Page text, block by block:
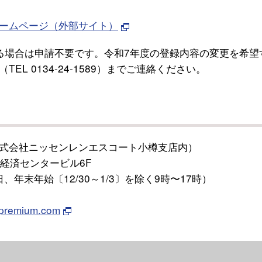
ページ（外部サイト）
合は申請不要です。令和7年度の登録内容の変更を希
TEL 0134-24-1589）までご連絡ください。
社ニッセンレンエスコート小樽支店内）
済センタービル6F
年末年始〔12/30～1/3〕を除く9時〜17時）